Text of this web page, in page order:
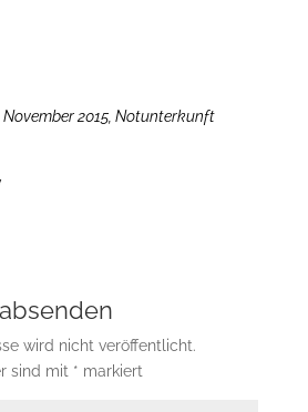
November 2015, Notunterkunft
wird nicht veröffentlicht.
sind mit * markiert